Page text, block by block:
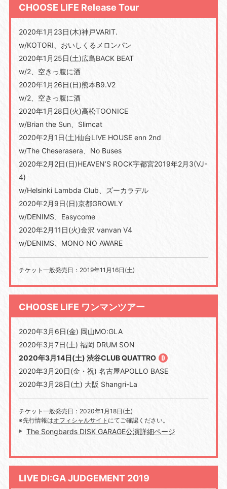
CHOOSE LIFE Release Tour
2020年1月23日(木)神戸VARIT.
w/KOTORI、おいしくるメロンパン
2020年1月25日(土)広島BACK BEAT
w/2、空きっ腹に酒
2020年1月26日(日)熊本B9.V2
w/2、空きっ腹に酒
2020年1月28日(火)高松TOONICE
w/Brian the Sun、Slimcat
2020年2月1日(土)仙台LIVE HOUSE enn 2nd
w/The Cheserasera、No Buses
2020年2月2日(日)HEAVEN’S ROCK宇都宮2019年2月3(VJ-
4)
w/Helsinki Lambda Club、ズーカラデル
2020年2月9日(日)京都GROWLY
w/DENIMS、Easycome
2020年2月11日(火)金沢 vanvan V4
w/DENIMS、MONO NO AWARE
チケット一般発売日：2019年11月16日(土)
CHOOSE LIFE ワンマンツアー
2020年3月6日(金) 岡山MO:GLA
2020年3月7日(土) 福岡 DRUM SON
2020年3月14日(土) 渋谷CLUB QUATTRO
2020年3月20日(金・祝) 名古屋APOLLO BASE
2020年3月28日(土) 大阪 Shangri-La
チケット一般発売日：2020年1月18日(土)
※先行情報はオフィシャルサイト にてご確認ください。
The Songbards DISK GARAGE公演詳細ページ
LIVE DI:GA JUDGEMENT 2019